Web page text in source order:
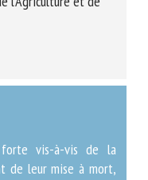
Générale
l’Agriculture et